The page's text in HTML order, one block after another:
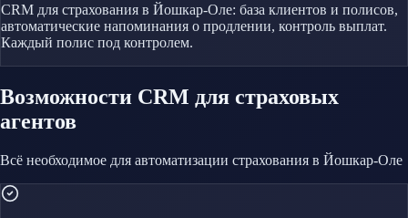
CRM для страхования в Йошкар-Оле: база клиентов и полисов,
автоматические напоминания о продлении, контроль выплат.
Каждый полис под контролем.
Возможности CRM для страховых
агентов
Всё необходимое для автоматизации страхования в Йошкар-Оле